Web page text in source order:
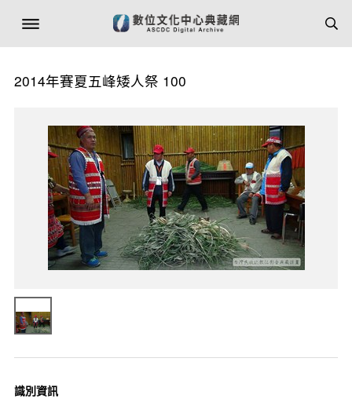
2014年賽夏五峰矮人祭 100
識別資訊